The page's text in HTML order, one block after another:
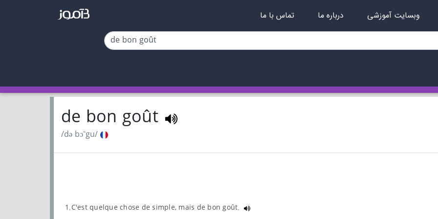
وبسایت آموزشی درباره ما تماس با ما
de bon goût
/də bɔ̃ gu/
1.C'est quelque chose de simple, mais de bon goût.